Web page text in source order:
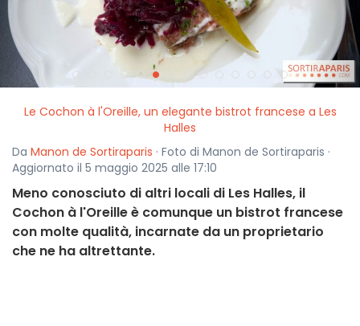
Le Cochon à l'Oreille, un elegante bistrot francese a Les
Halles
Da Manon de Sortiraparis · Foto di Manon de Sortiraparis ·
Aggiornato il 5 maggio 2025 alle 17:10
Meno conosciuto di altri locali di Les Halles, il
Cochon à l'Oreille è comunque un bistrot francese
con molte qualità, incarnate da un proprietario
che ne ha altrettante.